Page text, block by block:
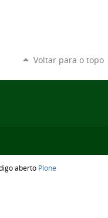
Voltar para o topo
aberto Plone